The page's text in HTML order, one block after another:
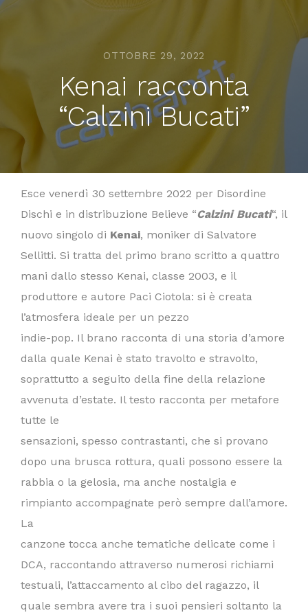
OTTOBRE 29, 2022
Kenai racconta
“Calzini Bucati”
Esce venerdì 30 settembre 2022 per Disordine
Dischi e in distribuzione Believe “Calzini Bucati“, il
nuovo singolo di Kenai, moniker di Salvatore
Sellitti. Si tratta del primo brano scritto a quattro
mani dallo stesso Kenai, classe 2003, e il
produttore e autore Paci Ciotola: si è creata
l’atmosfera ideale per un pezzo
indie-pop. Il brano racconta di una storia d’amore
dalla quale Kenai è stato travolto e stravolto,
soprattutto a seguito della fine della relazione
avvenuta d’estate. Il testo racconta per metafore
tutte le
sensazioni, spesso contrastanti, che si provano
dopo una brusca rottura, quali possono essere la
rabbia o la gelosia, ma anche nostalgia e
rimpianto accompagnate però sempre dall’amore.
La
canzone tocca anche tematiche delicate come i
DCA, raccontando attraverso numerosi richiami
testuali, l’attaccamento al cibo del ragazzo, il
quale sembra avere tra i suoi pensieri soltanto la